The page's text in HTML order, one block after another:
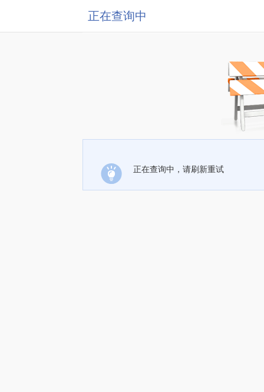
正在查询中
正在查询中，请刷新重试